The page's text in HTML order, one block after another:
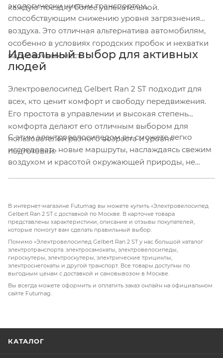
каждую поездку более увлекательной.
экологически чистым транспортом,
способствующим снижению уровня загрязнения
воздуха. Это отличная альтернатива автомобилям,
особенно в условиях городских пробок и нехватки
парковочных мест.
Идеальный выбор для активных
людей
Электровелосипед Gelbert Ran 2 ST подходит для
всех, кто ценит комфорт и свободу передвижения.
Его простота в управлении и высокая степень
комфорта делают его отличным выбором для
пользователей разного возраста и уровня
подготовки.
С этим электровелосипедом вы сможете легко
исследовать новые маршруты, наслаждаясь свежим
воздухом и красотой окружающей природы, не
В интернет-магазине Futumag вы можете купить «Электровелосипед
Gelbert Ran 2 ST с доставкой по Москве. В карточке товара
представлены характеристики, описание и отзывы покупателей,
которые помогут вам сделать правильный выбор.
Помимо «Электровелосипед Gelbert Ran 2 ST у нас большой каталог
электротранспорта: электросамокаты, электровелосипеды,
гироскутеры, электроскутеры, электрические трициклы,
электроснегокаты и другой транспорт. Все товары доступны по
выгодным ценам с доставкой и самовывозом в Москве.
Вы всегда можете оформить и оплатить заказ онлайн на официальном
сайте Futumag.
КАТАЛОГ